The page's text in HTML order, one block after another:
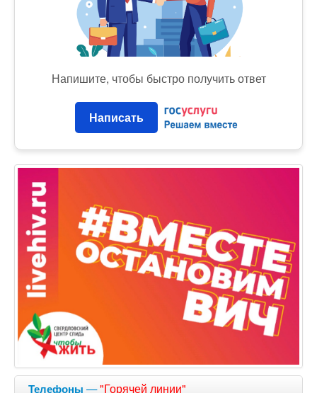
Напишите, чтобы быстро получить ответ
Написать
Телефоны —"Горячей линии"